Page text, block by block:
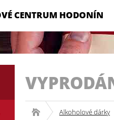
CENTRUM HODONÍN
Alkoholové dárky